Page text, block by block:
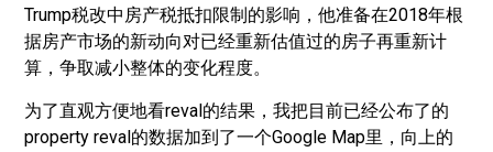
Trump税改中房产税抵扣限制的影响，他准备在2018年根
据房产市场的新动向对已经重新估值过的房子再重新计
算，争取减小整体的变化程度。
为了直观方便地看reval的结果，我把目前已经公布了的
property reval的数据加到了一个Google Map里，向上的